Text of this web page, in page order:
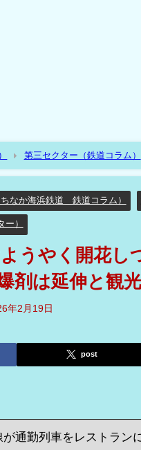
第三セクター（鉄道コラム）
クの赤字ローカル線！飛躍の起
なか海浜鉄道 鉄道コラム）
）
うやく開花し
剤は延伸と観
年2月19日
post
通勤列車をレストラン